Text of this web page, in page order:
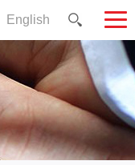
English